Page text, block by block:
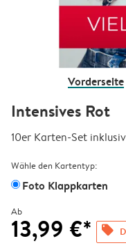
Vorderseite
Intensives Rot
10er Karten-Set
Wähle den Kartentyp:
Foto Klappkarten
Ab
13,99 €* offers